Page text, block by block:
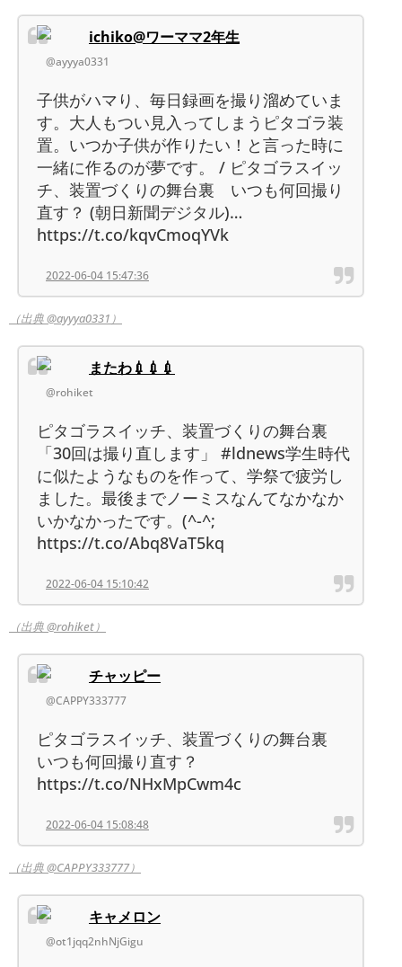
ichiko@ワーママ2年生
@ayyya0331
子供がハマり、毎日録画を撮り溜めていま
す。大人もつい見入ってしまうピタゴラ装
置。いつか子供が作りたい！と言った時に
一緒に作るのが夢です。 / ピタゴラスイッ
チ、装置づくりの舞台裏 いつも何回撮り
直す？ (朝日新聞デジタル)…
https://t.co/kqvCmoqYVk
2022-06-04 15:47:36
（出典 @ayyya0331）
またわ💉💉💉
@rohiket
ピタゴラスイッチ、装置づくりの舞台裏
「30回は撮り直します」 #ldnews学生時代
に似たようなものを作って、学祭で疲労し
ました。最後までノーミスなんてなかなか
いかなかったです。(^-^;
https://t.co/Abq8VaT5kq
2022-06-04 15:10:42
（出典 @rohiket）
チャッピー
@CAPPY333777
ピタゴラスイッチ、装置づくりの舞台裏
いつも何回撮り直す？
https://t.co/NHxMpCwm4c
2022-06-04 15:08:48
（出典 @CAPPY333777）
キャメロン
@ot1jqq2nhNjGigu